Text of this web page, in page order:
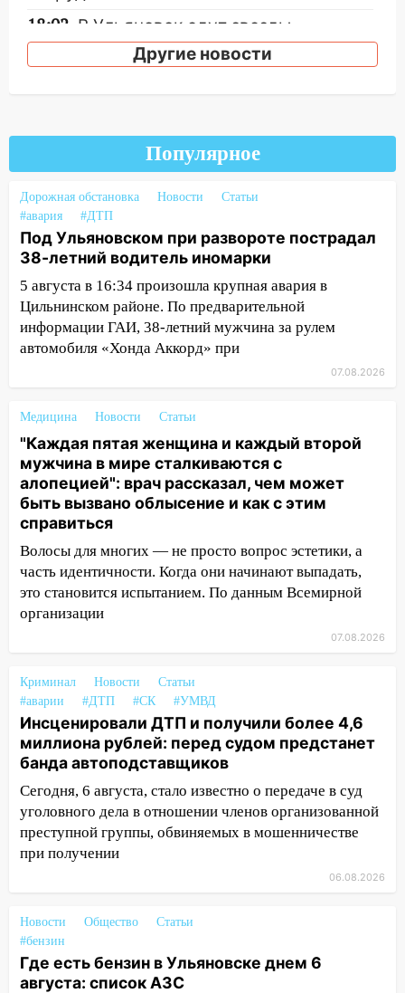
18:02 В Ульяновск едут звезды
баскетбола!
3,2 млн рублей
16:09 Ветераны легкой атлетики из
Ульяновска успешно выступили на
Чемпионате России
16:02 В Ульяновской области убрали
более 28% площадей зерновых и
зернобобовых культур
15:51
Бросила кирпич в жену брата: в
Ульяновской области завели дело на
агрессивную женщину
курьера: крупная авария в Ульяновске
15:15 Проводил до квартиры и ограбил:
новый кавалер женщины оказался
рецидивистом
14:26 В Ульяновске ограничат движение
по улице Ефремова
14:23 67% ульяновцев готовы
передумать увольняться, если им
повысят зарплату
Инсценировали ДТП и получили
судом предстанет банда
автоподставщиков
13:36 В Инзе произошел крупный пожар
13:00 В суде защитили репутацию
мужчины, которого необоснованно
обвиняли в жестоком обращении с
животными
12:28
проездными
12:10 Ульяновский алиментщик накопил
120 тысяч долга
Другие новости
Популярное
Дорожная обстановка Новости
Статьи
#авария
#ДТП
Под Ульяновском при развороте пострадал
38-летний водитель иномарки
5 августа в 16:34 произошла крупная авария в
Цильнинском районе. По предварительной
информации ГАИ, 38-летний мужчина за рулем
автомобиля «Хонда Аккорд» при
07.08.2026
Медицина Новости Статьи
"Каждая пятая женщина и каждый второй
мужчина в мире сталкиваются с
алопецией": врач рассказал, чем может
быть вызвано облысение и как с этим
справиться
Волосы для многих — не просто вопрос эстетики, а
часть идентичности. Когда они начинают выпадать,
это становится испытанием. По данным Всемирной
организации
07.08.2026
Криминал Новости
Статьи
#аварии
#ДТП #СК #УМВД
Инсценировали ДТП и получили более 4,6
миллиона рублей: перед судом предстанет
банда автоподставщиков
Сегодня, 6 августа, стало известно о передаче в суд
уголовного дела в отношении членов организованной
преступной группы, обвиняемых в мошенничестве
при получении
06.08.2026
Новости Общество
Статьи
#бензин
Где есть бензин в Ульяновске днем 6
августа: список АЗС